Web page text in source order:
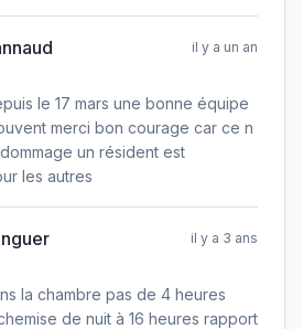
il y a un an
le 17 mars une bonne équipe
merci bon courage car ce n
un résident est
les autres
il y a 3 ans
la chambre pas de 4 heures
de nuit à 16 heures rapport